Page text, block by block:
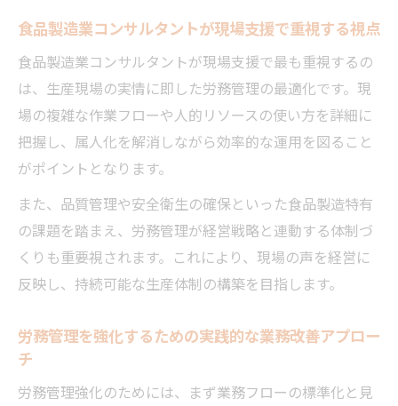
食品製造業コンサルタントが現場支援で重視する視点
食品製造業コンサルタントが現場支援で最も重視するの
は、生産現場の実情に即した労務管理の最適化です。現
場の複雑な作業フローや人的リソースの使い方を詳細に
把握し、属人化を解消しながら効率的な運用を図ること
がポイントとなります。
また、品質管理や安全衛生の確保といった食品製造特有
の課題を踏まえ、労務管理が経営戦略と連動する体制づ
くりも重要視されます。これにより、現場の声を経営に
反映し、持続可能な生産体制の構築を目指します。
労務管理を強化するための実践的な業務改善アプロー
チ
労務管理強化のためには、まず業務フローの標準化と見